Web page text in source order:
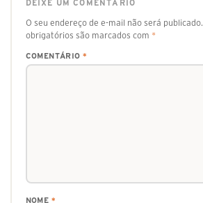
DEIXE UM COMENTÁRIO
O seu endereço de e-mail não será publicado.
obrigatórios são marcados com *
COMENTÁRIO *
NOME *